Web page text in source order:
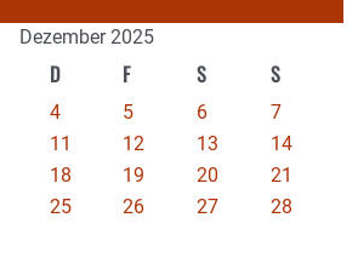
Dezember 2025
D F S S
4 5 6
7
11 12 13
14
18 19 20
21
25 26 27
28